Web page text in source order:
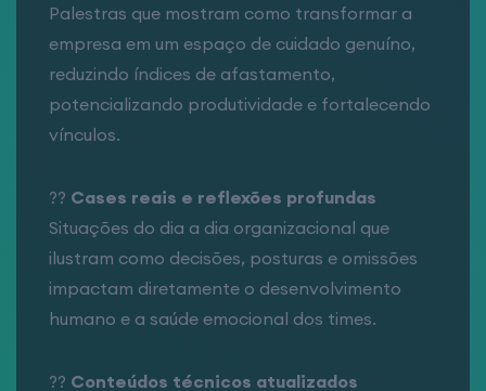
Palestras que mostram como transformar a
empresa em um espaço de cuidado genuíno,
reduzindo índices de afastamento,
potencializando produtividade e fortalecendo
vínculos.
?? Cases reais e reflexões profundas
Situações do dia a dia organizacional que
ilustram como decisões, posturas e omissões
impactam diretamente o desenvolvimento
humano e a saúde emocional dos times.
?? Conteúdos técnicos atualizados